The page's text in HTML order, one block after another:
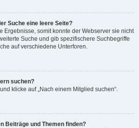
Suche eine leere Seite?
Ergebnisse, somit konnte der Webserver sie nicht
Suche und gib spezifischere Suchbegriffe
auf verschiedene Unterforen.
suchen?
klicke auf „Nach einem Mitglied suchen“.
Beiträge und Themen finden?